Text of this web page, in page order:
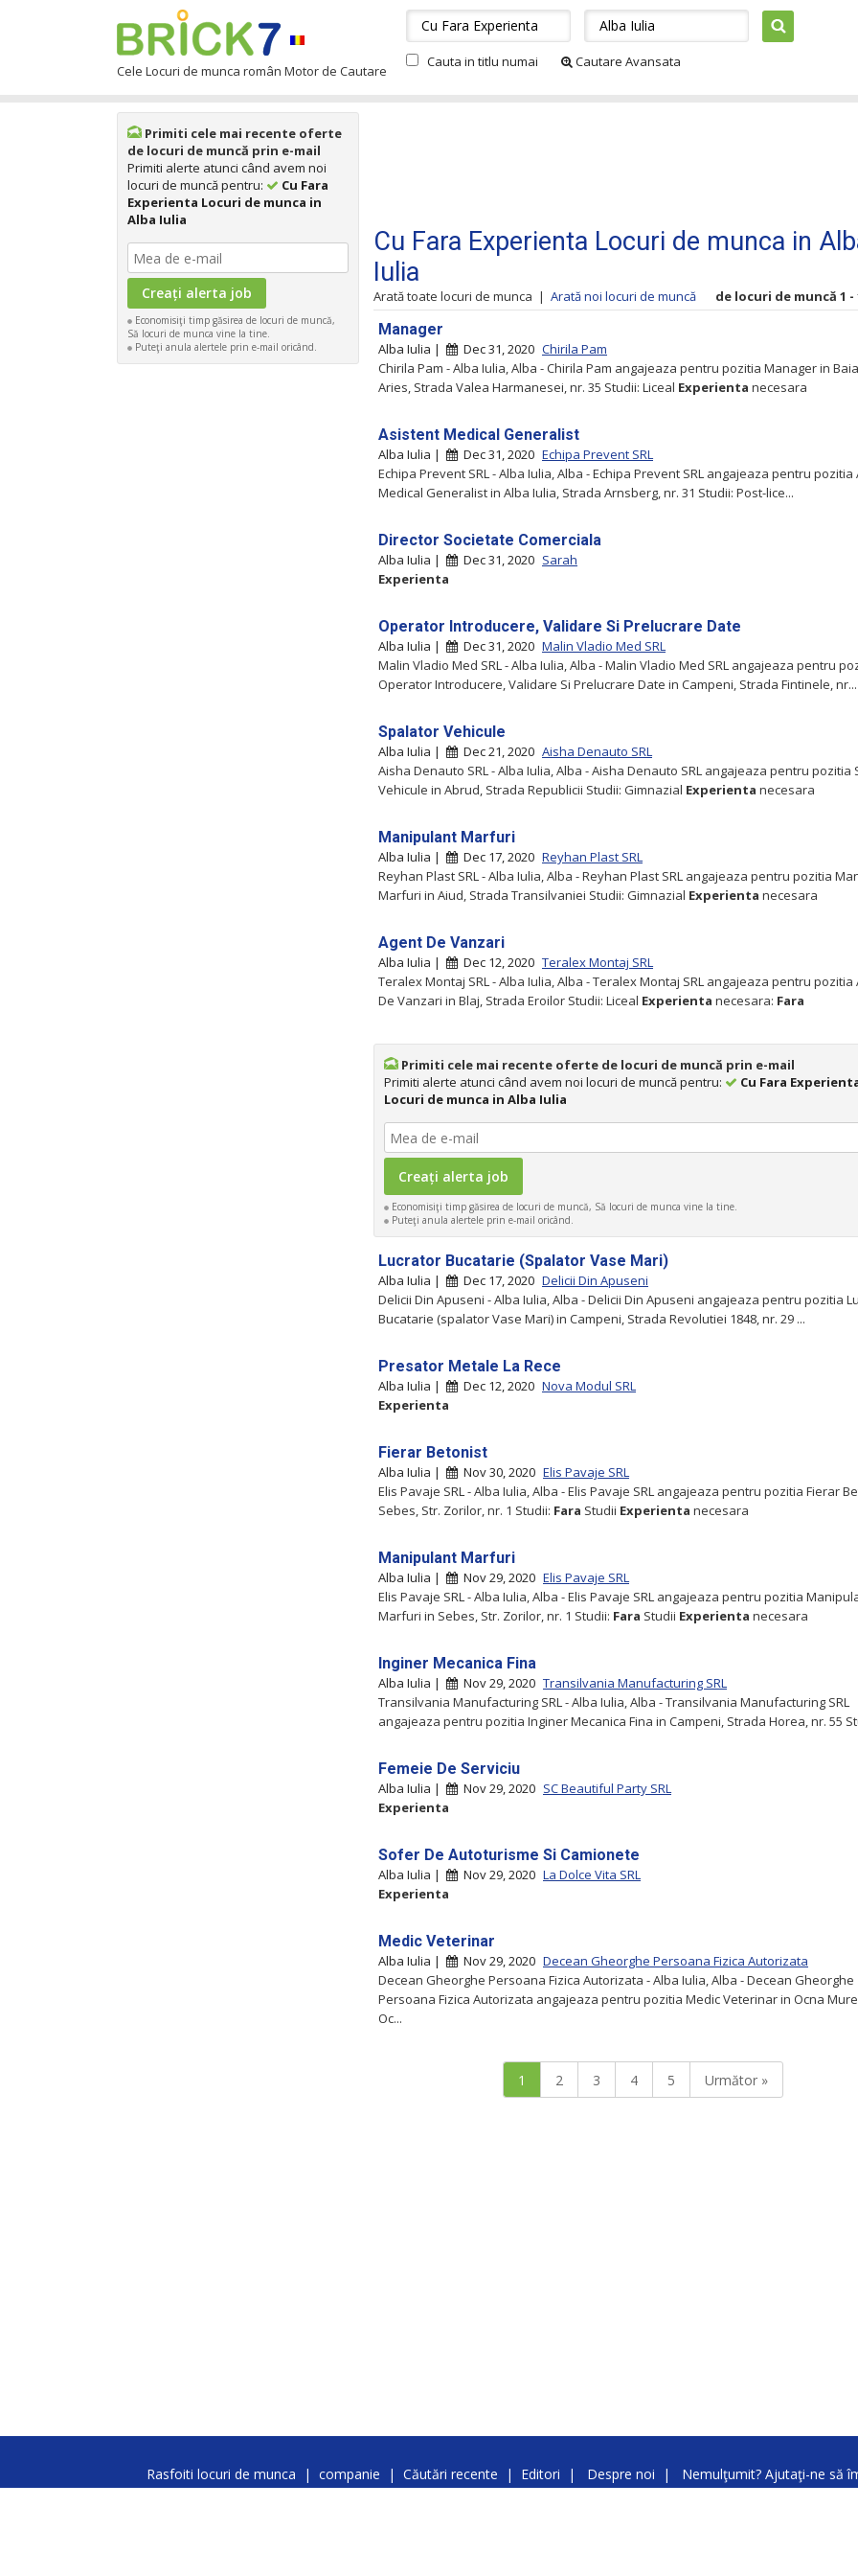
Cele Locuri de munca român Motor de Cautare
Cauta in titlu numai Cautare Avansata
Primiti cele mai recente oferte
de locuri de muncă prin e-mail
Primiti alerte atunci când avem noi
locuri de muncă pentru:
Cu Fara
Experienta Locuri de munca in
Alba Iulia
Economisiţi timp găsirea de locuri de muncă,
Să locuri de munca vine la tine.
Puteţi anula alertele prin e-mail oricând.
Cu Fara Experienta Locuri de munca in
Iulia
Arată toate locuri de munca | Arată noi locuri de muncă de locuri de muncă 1 -
Manager
Alba Iulia | Dec 31, 2020 Chirila Pam
Chirila Pam - Alba Iulia, Alba - Chirila Pam angajeaza pentru pozitia Manager in
Aries, Strada Valea Harmanesei, nr. 35 Studii: Liceal Experienta necesara
Asistent Medical Generalist
Alba Iulia | Dec 31, 2020 Echipa Prevent SRL
Echipa Prevent SRL - Alba Iulia, Alba - Echipa Prevent SRL angajeaza pentru
Medical Generalist in Alba Iulia, Strada Arnsberg, nr. 31 Studii: Post-lice...
Director Societate Comerciala
Alba Iulia | Dec 31, 2020 Sarah
Experienta
Operator Introducere, Validare Si Prelucrare Date
Alba Iulia | Dec 31, 2020 Malin Vladio Med SRL
Malin Vladio Med SRL - Alba Iulia, Alba - Malin Vladio Med SRL angajeaza pentru
Operator Introducere, Validare Si Prelucrare Date in Campeni, Strada Fintinele, nr...
Spalator Vehicule
Alba Iulia | Dec 21, 2020 Aisha Denauto SRL
Aisha Denauto SRL - Alba Iulia, Alba - Aisha Denauto SRL angajeaza pentru pozitia
Vehicule in Abrud, Strada Republicii Studii: Gimnazial Experienta necesara
Manipulant Marfuri
Alba Iulia | Dec 17, 2020 Reyhan Plast SRL
Reyhan Plast SRL - Alba Iulia, Alba - Reyhan Plast SRL angajeaza pentru pozitia
Marfuri in Aiud, Strada Transilvaniei Studii: Gimnazial Experienta necesara
Agent De Vanzari
Alba Iulia | Dec 12, 2020 Teralex Montaj SRL
Teralex Montaj SRL - Alba Iulia, Alba - Teralex Montaj SRL angajeaza pentru pozitia
De Vanzari in Blaj, Strada Eroilor Studii: Liceal Experienta necesara: Fara
Primiti cele mai recente oferte de locuri de muncă prin e-mail
Primiti alerte atunci când avem noi locuri de muncă pentru:
Cu Fara
Locuri de munca in Alba Iulia
Economisiţi timp găsirea de locuri de muncă, Să locuri de munca vine la tine.
Puteţi anula alertele prin e-mail oricând.
Lucrator Bucatarie (Spalator Vase Mari)
Alba Iulia | Dec 17, 2020 Delicii Din Apuseni
Delicii Din Apuseni - Alba Iulia, Alba - Delicii Din Apuseni angajeaza pentru pozitia
Bucatarie (spalator Vase Mari) in Campeni, Strada Revolutiei 1848, nr. 29 ...
Presator Metale La Rece
Alba Iulia | Dec 12, 2020 Nova Modul SRL
Experienta
Fierar Betonist
Alba Iulia | Nov 30, 2020 Elis Pavaje SRL
Elis Pavaje SRL - Alba Iulia, Alba - Elis Pavaje SRL angajeaza pentru pozitia Fierar
Sebes, Str. Zorilor, nr. 1 Studii: Fara Studii Experienta necesara
Manipulant Marfuri
Alba Iulia | Nov 29, 2020 Elis Pavaje SRL
Elis Pavaje SRL - Alba Iulia, Alba - Elis Pavaje SRL angajeaza pentru pozitia
Marfuri in Sebes, Str. Zorilor, nr. 1 Studii: Fara Studii Experienta necesara
Inginer Mecanica Fina
Alba Iulia | Nov 29, 2020 Transilvania Manufacturing SRL
Transilvania Manufacturing SRL - Alba Iulia, Alba - Transilvania Manufacturing SRL
angajeaza pentru pozitia Inginer Mecanica Fina in Campeni, Strada Horea, nr. 55
Femeie De Serviciu
Alba Iulia | Nov 29, 2020 SC Beautiful Party SRL
Experienta
Sofer De Autoturisme Si Camionete
Alba Iulia | Nov 29, 2020 La Dolce Vita SRL
Experienta
Medic Veterinar
Alba Iulia | Nov 29, 2020 Decean Gheorghe Persoana Fizica Autorizata
Decean Gheorghe Persoana Fizica Autorizata - Alba Iulia, Alba - Decean Gheorghe
Persoana Fizica Autorizata angajeaza pentru pozitia Medic Veterinar in Ocna
Oc...
1 2 3 4 5 Următor »
Rasfoiti locuri de munca | companie | Căutări recente | Editori | Despre noi | Nemulţumit? Ajutaţi-ne să